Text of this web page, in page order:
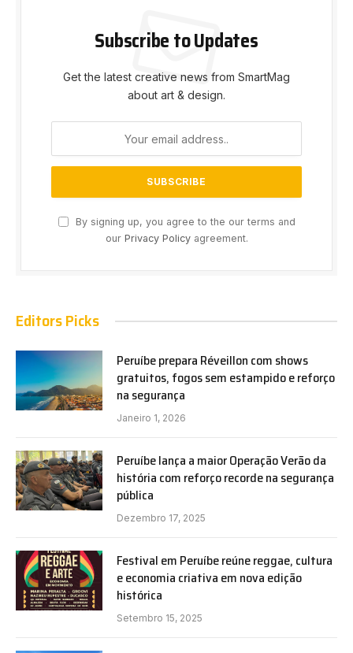
Subscribe to Updates
Get the latest creative news from SmartMag
about art & design.
By signing up, you agree to the our terms and
our Privacy Policyagreement.
Editors Picks
Peruíbe prepara Réveillon com shows
gratuitos, fogos sem estampido e reforço
na segurança
Janeiro 1, 2026
Peruíbe lança a maior Operação Verão da
história com reforço recorde na segurança
pública
Dezembro 17, 2025
Festival em Peruíbe reúne reggae, cultura
e economia criativa em nova edição
histórica
Setembro 15, 2025